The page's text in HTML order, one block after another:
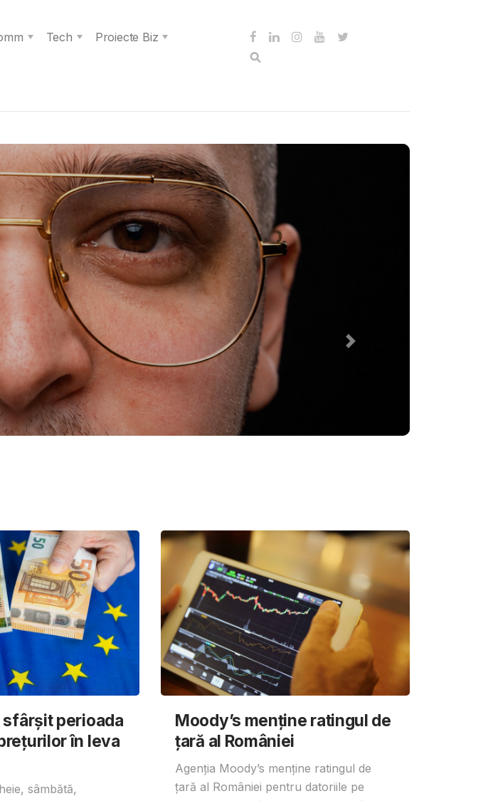
Tech
Proiecte Biz
sfârşit perioada
în ​​leva
sâmbătă,
Moody’s menține ratingul de
țară al României
Agenția Moody’s menține ratingul de
țară al României pentru datoriile pe